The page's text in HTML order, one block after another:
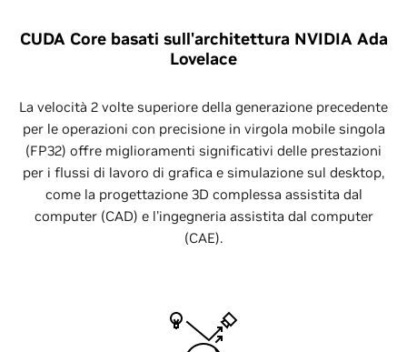
CUDA Core basati sull'architettura NVIDIA Ada
Lovelace
La velocità 2 volte superiore della generazione precedente
per le operazioni con precisione in virgola mobile singola
(FP32) offre miglioramenti significativi delle prestazioni
per i flussi di lavoro di grafica e simulazione sul desktop,
come la progettazione 3D complessa assistita dal
computer (CAD) e l'ingegneria assistita dal computer
(CAE).